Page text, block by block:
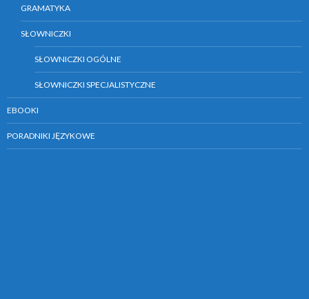
GRAMATYKA
SŁOWNICZKI
SŁOWNICZKI OGÓLNE
SŁOWNICZKI SPECJALISTYCZNE
EBOOKI
PORADNIKI JĘZYKOWE